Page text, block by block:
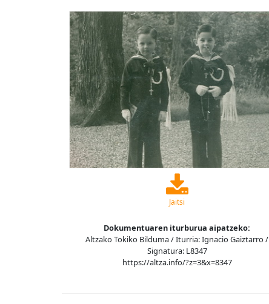
Jaitsi
Dokumentuaren iturburua aipatzeko:
Altzako Tokiko Bilduma / Iturria: Ignacio Gaiztarro /
Signatura: L8347
https://altza.info/?z=3&x=8347